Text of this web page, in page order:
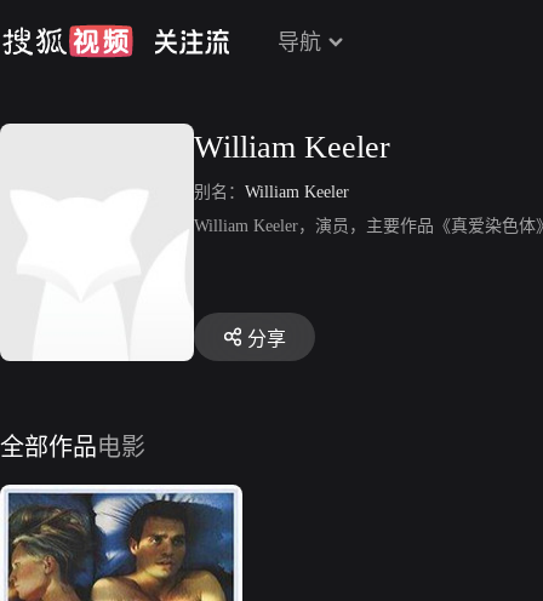
导航
William Keeler
别名： William Keeler
William Keeler，演员，主要作品《真爱染色体
分享
全部作品电影